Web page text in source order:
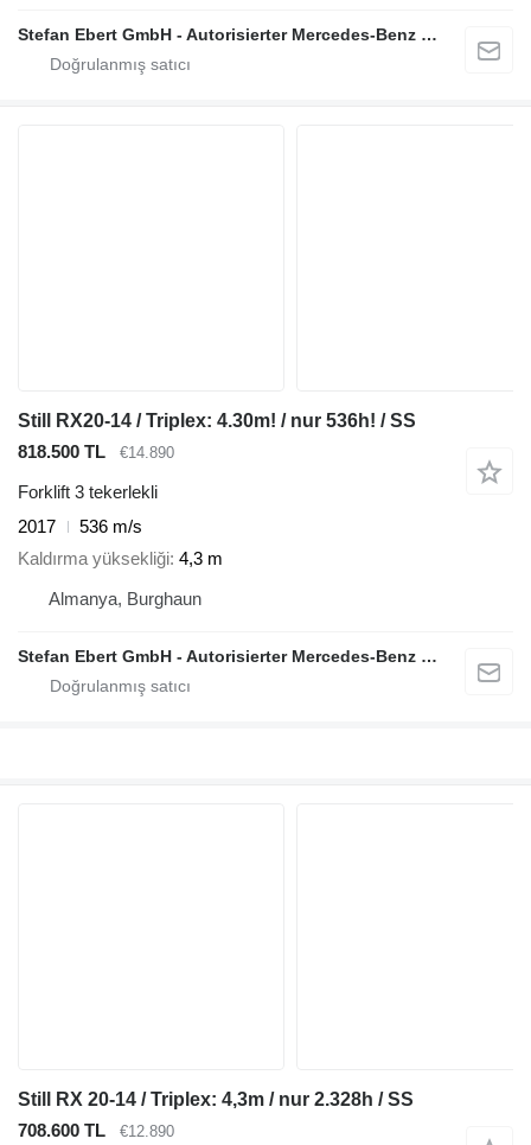
Stefan Ebert GmbH - Autorisierter Mercedes-Benz Servicepartner
Still RX20-14 / Triplex: 4.30m! / nur 536h! / SS
818.500 TL
€14.890
Forklift 3 tekerlekli
2017
536 m/s
Kaldırma yüksekliği 4,3 m
Almanya, Burghaun
Stefan Ebert GmbH - Autorisierter Mercedes-Benz Servicepartner
Still RX 20-14 / Triplex: 4,3m / nur 2.328h / SS
708.600 TL
€12.890